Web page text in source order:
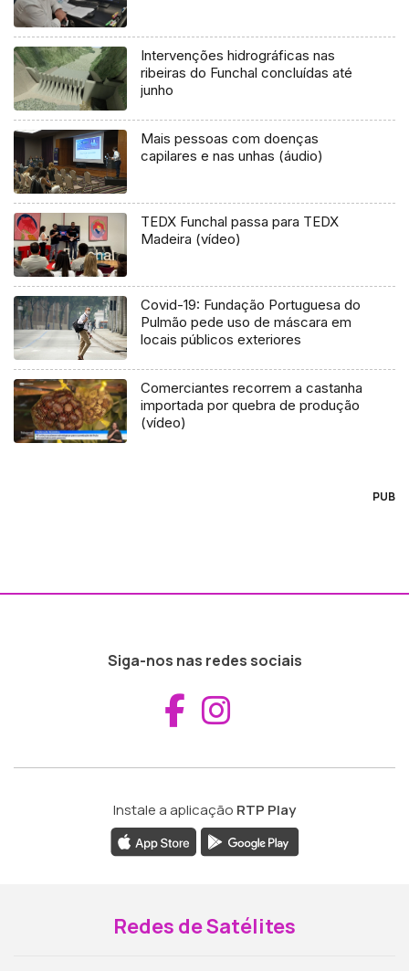
Intervenções hidrográficas nas
ribeiras do Funchal concluídas até
junho
Mais pessoas com doenças
capilares e nas unhas (áudio)
TEDX Funchal passa para TEDX
Madeira (vídeo)
Covid-19: Fundação Portuguesa do
Pulmão pede uso de máscara em
locais públicos exteriores
Comerciantes recorrem a castanha
importada por quebra de produção
(vídeo)
PUB
Siga-nos nas redes sociais
Aceder ao
Instale a aplicação RTP Play
Redes de Satélites